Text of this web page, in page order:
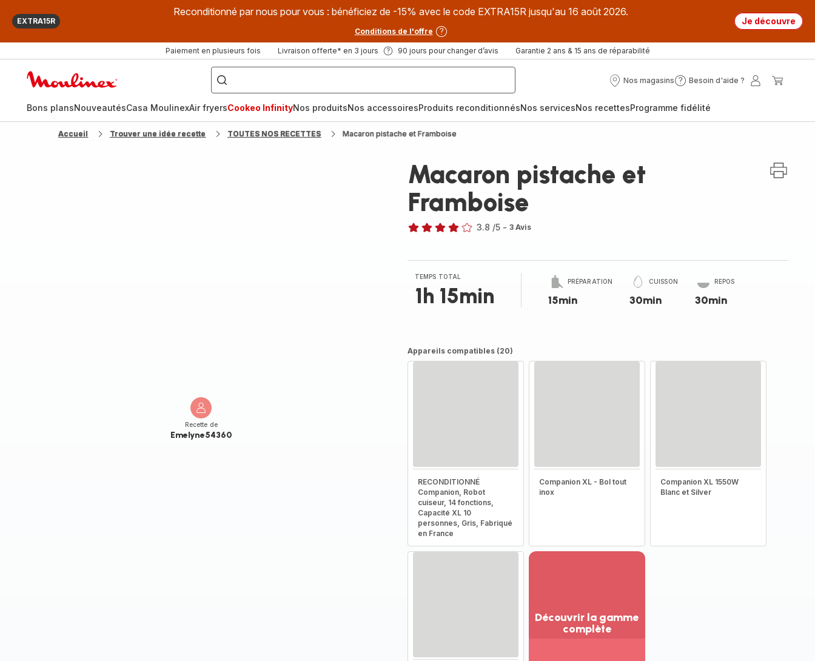
EXTRA15R
Reconditionné par nous pour vous : bénéficiez de -15% avec le code EXTRA15R jusqu'au 16 août 2026.
Conditions de l'offre
Je découvre
Paiement en plusieurs fois Livraison offerte* en 3 jours 90 jours pour changer d’avis Garantie 2 ans & 15 ans de réparabilité
["Que
recherchez-
vous
?",
fryer",
"Companion"]
Nos magasins
Nos
Besoin d'aide ?
Besoin
?
Mon
Bons plansNouveautésCasa MoulinexAir fryersCookeo InfinityNos produitsNos accessoiresProduits reconditionnésNos servicesNos recettesProgramme fidélité
Accueil Trouver une idée recette TOUTES NOS RECETTES Macaron pistache et Framboise
Recette de
Emelyne54360
Macaron pistache et
Framboise
3.8 /5 - 3 Avis
TEMPS TOTAL
1h 15min
PRÉPARATION
15min
CUISSON
30min
REPOS
30min
Appareils compatibles (20)
RECONDITIONNÉ
Companion, Robot
cuiseur, 14 fonctions,
Capacité XL 10
personnes, Gris, Fabriqué
en France
Companion XL - Bol tout
inox
Companion XL 1550W
Blanc et Silver
Découvrir la gamme
complète